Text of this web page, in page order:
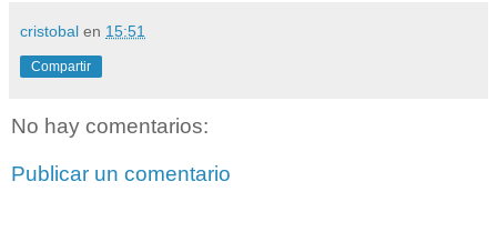
cristobal en 15:51
Compartir
No hay comentarios:
Publicar un comentario